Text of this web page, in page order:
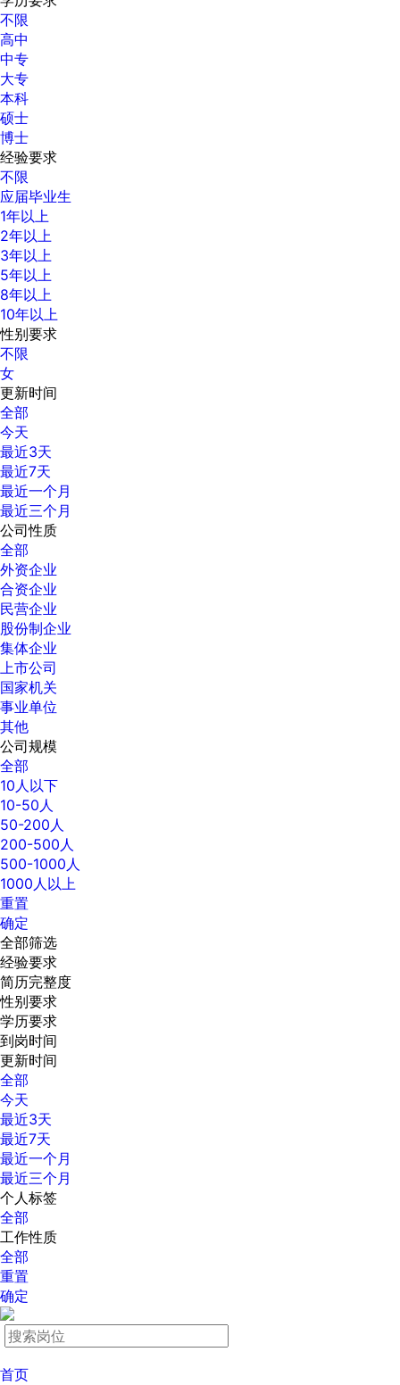
不限
高中
中专
大专
本科
硕士
博士
经验要求
不限
应届毕业生
1年以上
2年以上
3年以上
5年以上
8年以上
10年以上
性别要求
不限
女
更新时间
全部
今天
最近3天
最近7天
最近一个月
最近三个月
公司性质
全部
外资企业
合资企业
民营企业
股份制企业
集体企业
上市公司
国家机关
事业单位
其他
公司规模
全部
10人以下
10-50人
50-200人
200-500人
500-1000人
1000人以上
重置
确定
全部筛选
经验要求
简历完整度
性别要求
学历要求
到岗时间
更新时间
全部
今天
最近3天
最近7天
最近一个月
最近三个月
个人标签
全部
工作性质
全部
重置
确定
首页